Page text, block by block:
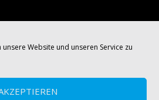
Website und unseren Service zu